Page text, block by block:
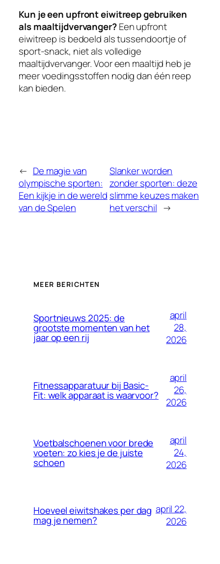
Kun je een upfront eiwitreep gebruiken
als maaltijdvervanger?Een upfront
eiwitreep is bedoeld als tussendoortje of
sport-snack, niet als volledige
maaltijdvervanger. Voor een maaltijd heb je
meer voedingsstoffen nodig dan één reep
kan bieden.
← De magie van
olympische sporten:
Een kijkje in de wereld
van de Spelen
Slanker worden
zonder sporten: deze
slimme keuzes maken
het verschil →
MEER BERICHTEN
Sportnieuws 2025: de
grootste momenten van het
jaar op een rij
april
28,
2026
Fitnessapparatuur bij Basic-
Fit: welk apparaat is waarvoor?
april
26,
2026
Voetbalschoenen voor brede
voeten: zo kies je de juiste
schoen
april
24,
2026
Hoeveel eiwitshakes per dag
mag je nemen?
april 22,
2026